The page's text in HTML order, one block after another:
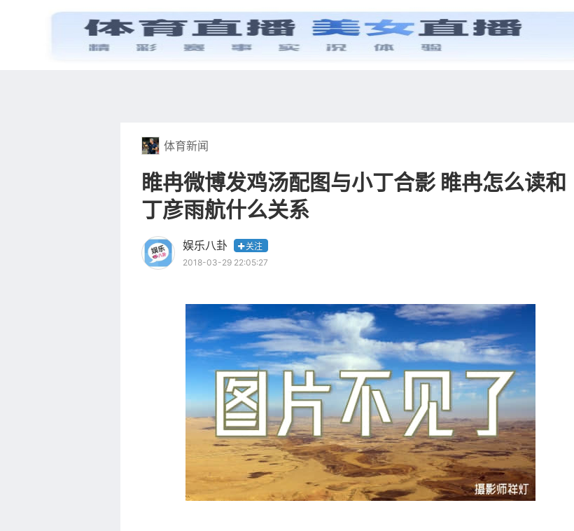
首页 电视剧 综艺 抖音 更多
体育新闻
睢冉微博发鸡汤配图与小丁合影 睢冉怎么读和
丁彦雨航什么关系
娱乐八卦
关注
2018-03-29 22:05:27